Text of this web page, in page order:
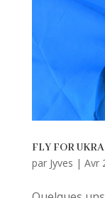
FLY FOR
par Jyves | Avr